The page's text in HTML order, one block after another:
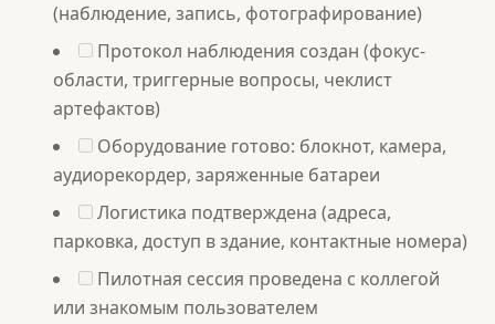
(наблюдение, запись, фотографирование)
Протокол наблюдения создан (фокус-
области, триггерные вопросы, чеклист
артефактов)
Оборудование готово: блокнот, камера,
аудиорекордер, заряженные батареи
Логистика подтверждена (адреса,
парковка, доступ в здание, контактные номера)
Пилотная сессия проведена с коллегой
или знакомым пользователем